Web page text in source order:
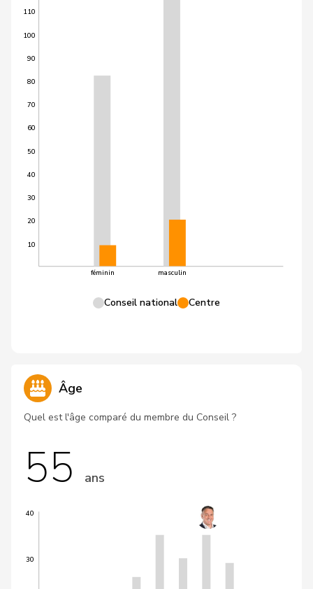
10
20
30
40
50
60
70
80
90
100
110
féminin masculin
Conseil national Centre
Âge
Quel est l'âge comparé du membre du Conseil ?
55 ans
30
40